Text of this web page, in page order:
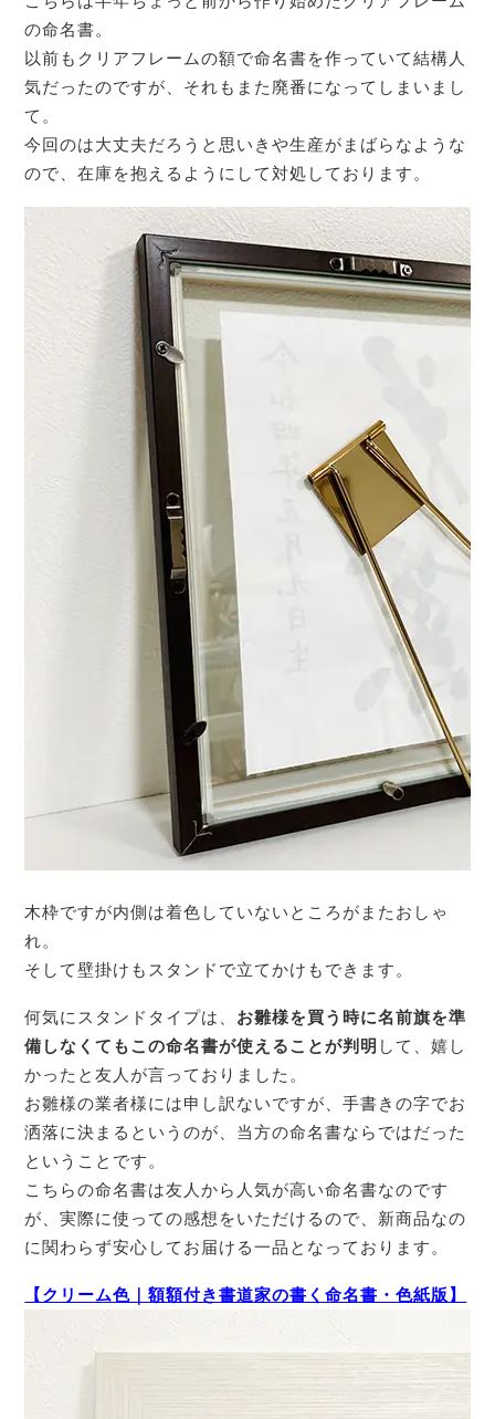
の命名書。
以前もクリアフレームの額で命名書を作っていて結構人
気だったのですが、それもまた廃番になってしまいまし
て。
今回のは大丈夫だろうと思いきや生産がまばらなような
ので、在庫を抱えるようにして対処しております。
木枠ですが内側は着色していないところがまたおしゃ
れ。
そして壁掛けもスタンドで立てかけもできます。
何気にスタンドタイプは、 お雛様を買う時に名前旗を準
備しなくてもこの命名書が使えることが判明 して、嬉し
かったと友人が言っておりました。
お雛様の業者様には申し訳ないですが、手書きの字でお
洒落に決まるというのが、当方の命名書ならではだった
ということです。
こちらの命名書は友人から人気が高い命名書なのです
が、実際に使っての感想をいただけるので、新商品なの
に関わらず安心してお届ける一品となっております。
【クリーム色｜額額付き書道家の書く命名書・色紙版】